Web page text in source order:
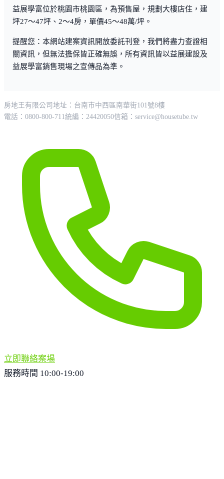
益展學富位於桃園市桃園區，為預售屋，規劃大樓店住，建
坪27～47坪、2～4房，單價45～48萬/坪。
提醒您：本網站建案資訊開放委託刊登，我們將盡力查證相
關資訊，但無法擔保皆正確無誤，所有資訊皆以益展建設及
益展學富銷售現場之宣傳品為準。
房地王有限公司 地址：台南市中西區南華街101號8樓
電話：0800-800-711 統編：24420050信箱： service@housetube.tw
立即聯絡案場
服務時間 10:00-19:00